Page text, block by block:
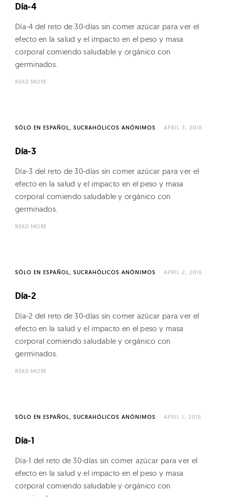
Día-4
Día-4 del reto de 30-días sin comer azúcar para ver el
efecto en la salud y el impacto en el peso y masa
corporal comiendo saludable y orgánico con
germinados.
READ MORE
SÓLO EN ESPAÑOL SUCRAHÓLICOS ANÓNIMOS APRIL 3, 2016
Día-3
Día-3 del reto de 30-días sin comer azúcar para ver el
efecto en la salud y el impacto en el peso y masa
corporal comiendo saludable y orgánico con
germinados.
READ MORE
SÓLO EN ESPAÑOL SUCRAHÓLICOS ANÓNIMOS APRIL 2, 2016
Día-2
Día-2 del reto de 30-días sin comer azúcar para ver el
efecto en la salud y el impacto en el peso y masa
corporal comiendo saludable y orgánico con
germinados.
READ MORE
SÓLO EN ESPAÑOL SUCRAHÓLICOS ANÓNIMOS APRIL 1, 2016
Día-1
Día-1 del reto de 30-días sin comer azúcar para ver el
efecto en la salud y el impacto en el peso y masa
corporal comiendo saludable y orgánico con